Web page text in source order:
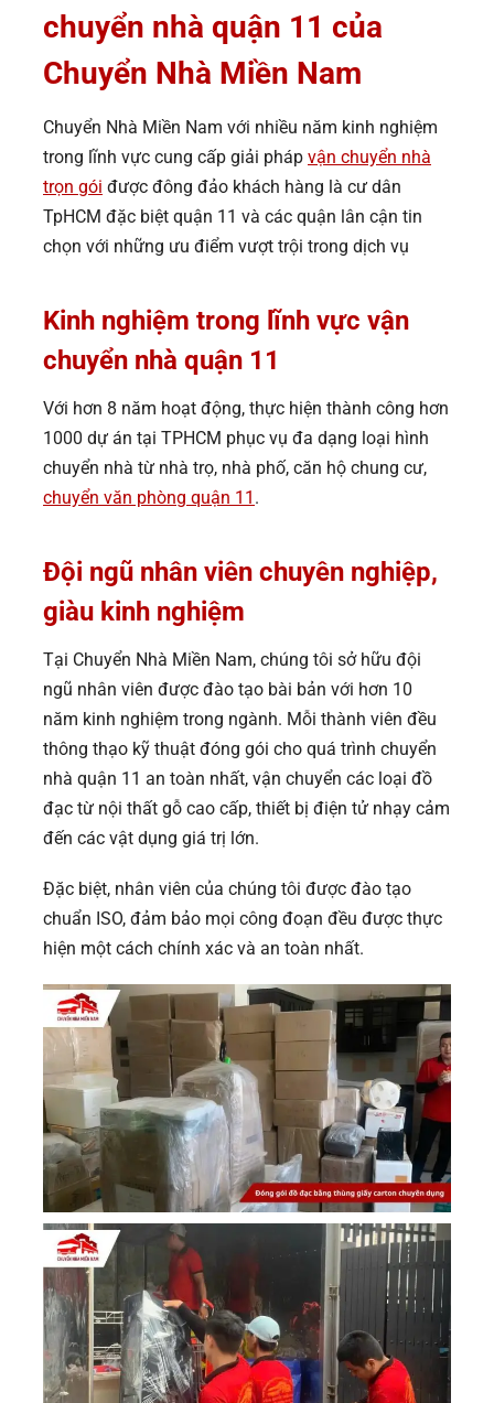
chuyển nhà quận 11 của
Chuyển Nhà Miền Nam
Chuyển Nhà Miền Nam với nhiều năm kinh nghiệm
trong lĩnh vực cung cấp giải pháp vận chuyển nhà
trọn gói được đông đảo khách hàng là cư dân
TpHCM đặc biệt quận 11 và các quận lân cận tin
chọn với những ưu điểm vượt trội trong dịch vụ
Kinh nghiệm trong lĩnh vực vận
chuyển nhà quận 11
Với hơn 8 năm hoạt động, thực hiện thành công hơn
1000 dự án tại TPHCM phục vụ đa dạng loại hình
chuyển nhà từ nhà trọ, nhà phố, căn hộ chung cư,
chuyển văn phòng quận 11 .
Đội ngũ nhân viên chuyên nghiệp,
giàu kinh nghiệm
Tại Chuyển Nhà Miền Nam, chúng tôi sở hữu đội
ngũ nhân viên được đào tạo bài bản với hơn 10
năm kinh nghiệm trong ngành. Mỗi thành viên đều
thông thạo kỹ thuật đóng gói cho quá trình chuyển
nhà quận 11 an toàn nhất, vận chuyển các loại đồ
đạc từ nội thất gỗ cao cấp, thiết bị điện tử nhạy cảm
đến các vật dụng giá trị lớn.
Đặc biệt, nhân viên của chúng tôi được đào tạo
chuẩn ISO, đảm bảo mọi công đoạn đều được thực
hiện một cách chính xác và an toàn nhất.